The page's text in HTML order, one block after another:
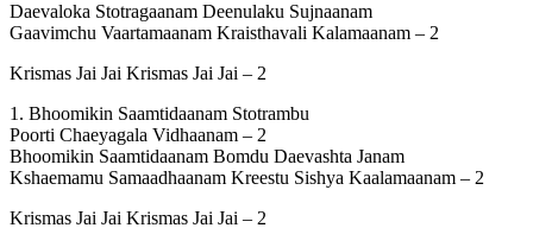
Daevaloka Stotragaanam Deenulaku Sujnaanam
Gaavimchu Vaartamaanam Kraisthavali Kalamaanam – 2
Krismas Jai Jai Krismas Jai Jai – 2
1. Bhoomikin Saamtidaanam Stotrambu
Poorti Chaeyagala Vidhaanam – 2
Bhoomikin Saamtidaanam Bomdu Daevashta Janam
Kshaemamu Samaadhaanam Kreestu Sishya Kaalamaanam – 2
Krismas Jai Jai Krismas Jai Jai – 2